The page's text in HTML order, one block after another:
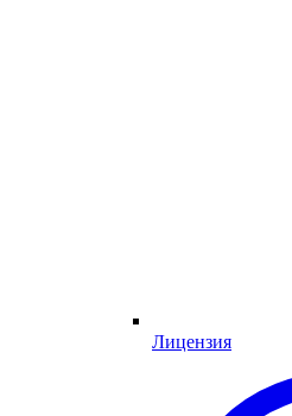
Лицензия